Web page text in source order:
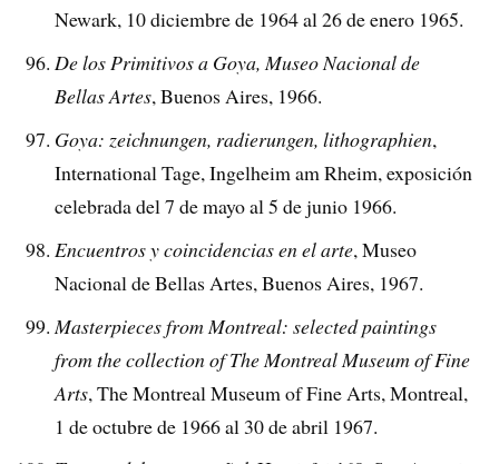
Newark, 10 diciembre de 1964 al 26 de enero 1965.
De los Primitivos a Goya, Museo Nacional de
Bellas Artes, Buenos Aires, 1966.
Goya: zeichnungen, radierungen, lithographien,
International Tage, Ingelheim am Rheim, exposición
celebrada del 7 de mayo al 5 de junio 1966.
Encuentros y coincidencias en el arte, Museo
Nacional de Bellas Artes, Buenos Aires, 1967.
Masterpieces from Montreal: selected paintings
from the collection of The Montreal Museum of Fine
Arts, The Montreal Museum of Fine Arts, Montreal,
1 de octubre de 1966 al 30 de abril 1967.